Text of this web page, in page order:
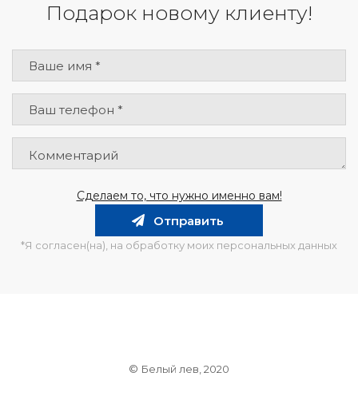
Подарок новому клиенту!
Сделаем то, что нужно именно вам!
Отправить
*Я согласен(на), на обработку моих персональных данных
© Белый лев, 2020